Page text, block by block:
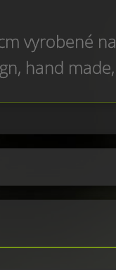
vyrobené na
hand made,